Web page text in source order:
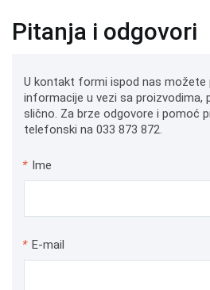
Pitanja i odgovori
U kontakt formi ispod nas možete
informacije u vezi sa proizvodima,
slično. Za brze odgovore i pomoć
telefonski na 033 873 872.
* Ime
* E-mail